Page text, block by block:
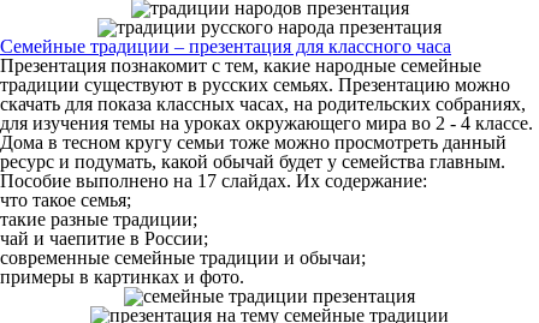
Семейные традиции – презентация для классного часа
Презентация познакомит с тем, какие народные семейные
традиции существуют в русских семьях. Презентацию можно
скачать для показа классных часах, на родительских собраниях,
для изучения темы на уроках окружающего мира во 2 - 4 классе.
Дома в тесном кругу семьи тоже можно просмотреть данный
ресурс и подумать, какой обычай будет у семейства главным.
Пособие выполнено на 17 слайдах. Их содержание:
что такое семья;
такие разные традиции;
чай и чаепитие в России;
современные семейные традиции и обычаи;
примеры в картинках и фото.